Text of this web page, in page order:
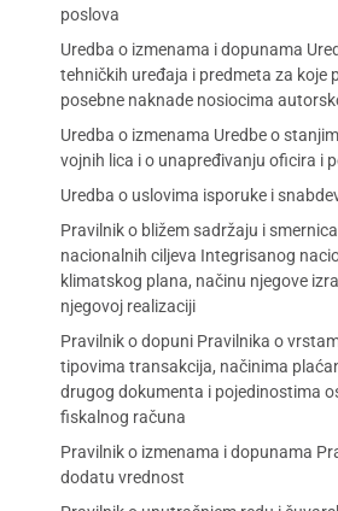
poslova
Uredba o izmenama i dopunama
tehničkih uređaja i predmeta za koje
posebne naknade nosiocima
Uredba o izmenama Uredbe o
vojnih lica i o unapređivanju oficira i
Uredba o uslovima isporuke i
Pravilnik o bližem sadržaju i
nacionalnih ciljeva Integrisanog
klimatskog plana, načinu njegove
njegovoj realizaciji
Pravilnik o dopuni Pravilnika o
tipovima transakcija, načinima
drugog dokumenta i pojedinostima
fiskalnog računa
Pravilnik o izmenama i dopunama
dodatu vrednost